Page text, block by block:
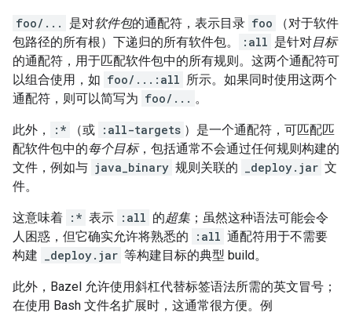
foo/... 是对软件包的通配符，表示目录 foo
（对于软件
包路径的所有根）下递归的所有软件包。
:all 是针对目标
的通配符，用于匹配软件包中的所有规则。这两个通配符可
以组合使用，如 foo/...:all 所示。如果同时使用这两个
通配符，则可以简写为 foo/... 。
此外， :* （或 :all-targets ）是一个通配符，可匹配匹
配软件包中的每个目标，包括通常不会通过任何规则构建的
文件，例如与 java_binary 规则关联的 _deploy.jar 文
件。
这意味着 :* 表示 :all 的超集 ；虽然这种语法可能会令
人困惑，但它确实允许将熟悉的
:all 通配符用于不需要
构建
_deploy.jar 等构建目标的典型 build。
此外，Bazel 允许使用斜杠代替标签语法所需的英文冒号；
在使用 Bash 文件名扩展时，这通常很方便。例